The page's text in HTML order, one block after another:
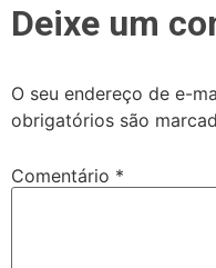
Deixe um
O seu endereço de e-
obrigatórios são
Comentário *